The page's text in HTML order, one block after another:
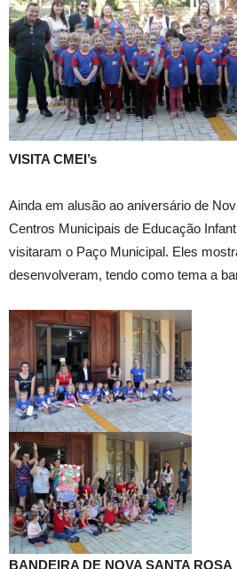
VISITA CMEI’s
Ainda em alusão ao aniversário de
Centros Municipais de Educação
visitaram o Paço Municipal. Eles
desenvolveram, tendo como tema a
BANDEIRA DE NOVA SANTA